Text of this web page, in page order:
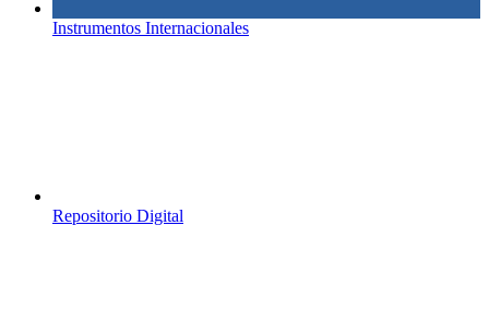
Instrumentos Internacionales
Repositorio Digital